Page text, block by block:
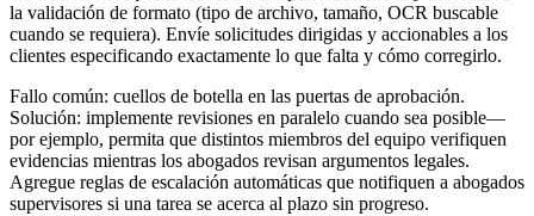
la validación de formato (tipo de archivo, tamaño, OCR buscable
cuando se requiera). Envíe solicitudes dirigidas y accionables a los
clientes especificando exactamente lo que falta y cómo corregirlo.
Fallo común: cuellos de botella en las puertas de aprobación.
Solución: implemente revisiones en paralelo cuando sea posible—
por ejemplo, permita que distintos miembros del equipo verifiquen
evidencias mientras los abogados revisan argumentos legales.
Agregue reglas de escalación automáticas que notifiquen a abogados
supervisores si una tarea se acerca al plazo sin progreso.